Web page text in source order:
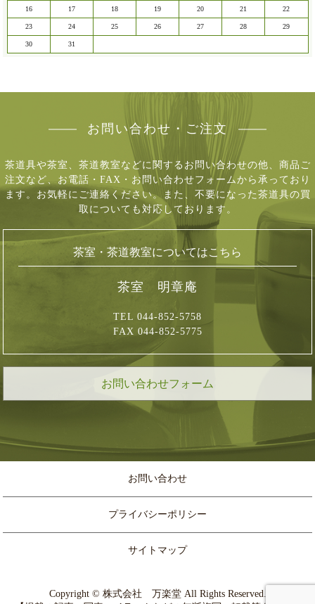
16 17 18 19 20 21 22
23 24 25 26 27 28 29
30 31
お問い合わせ・ご注文
茶道具や茶室、茶道教室などに関するお問い合わせの他、商品ご
注文など、 お電話・FAX・お問い合わせフォームから承っており
ます。お気軽にご連絡ください。 また、不要になった茶道具の買
取についても対応しております。
茶室・茶道教室についてはこちら
茶室 明章庵
TEL 044-852-5758
FAX 044-852-5775
お問い合わせフォーム
お問い合わせ
プライバシーポリシー
サイトマップ
Copyright © 株式会社 万楽堂 All Rights Reserved.